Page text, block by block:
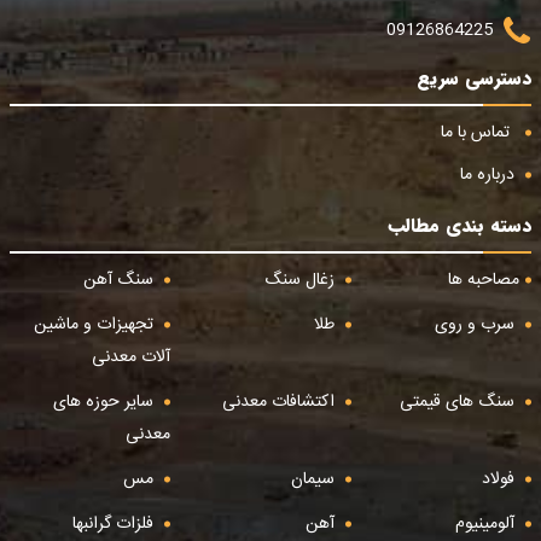
09126864225
دسترسی سریع
تماس با ما
درباره ما
دسته بندی مطالب
مصاحبه ها
زغال سنگ
سنگ آهن
سرب و روی
طلا
تجهیزات و ماشین
آلات معدنی
سنگ های قیمتی
اکتشافات معدنی
سایر حوزه های
معدنی
فولاد
سیمان
مس
آلومینیوم
آهن فلزات گرانبها